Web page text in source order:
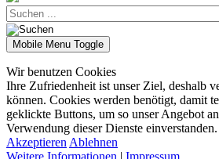
Mobile Menu Toggle
Wir benutzen Cookies
Ihre Zufriedenheit ist unser Ziel, deshalb
können. Cookies werden benötigt, damit
geklickte Buttons, um so unser Angebot
Verwendung dieser Dienste
Akzeptieren Ablehnen
Weitere Informationen | Impressum